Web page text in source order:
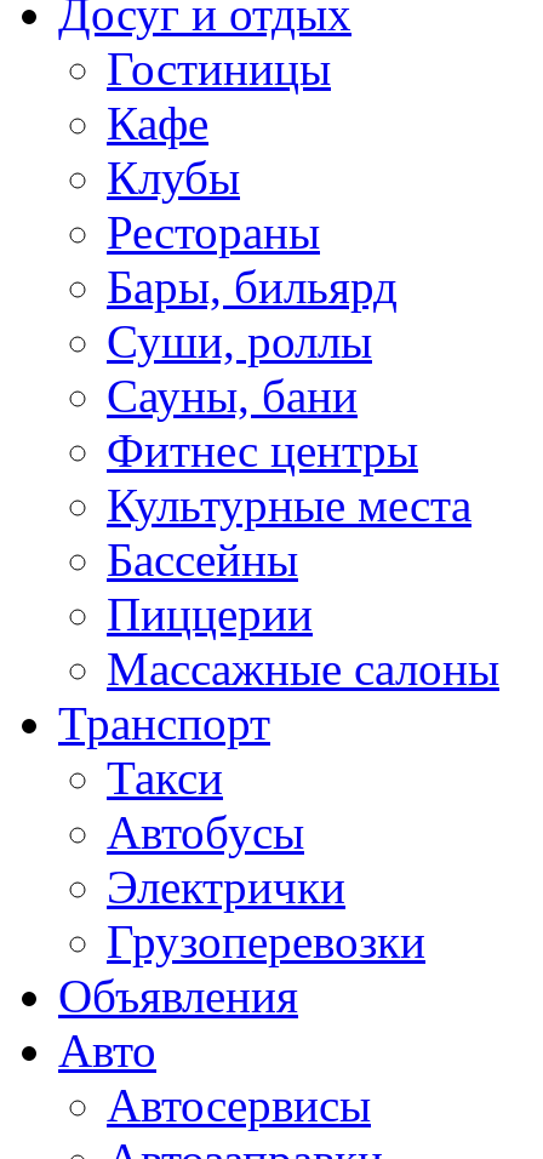
Досуг и отдых
Гостиницы
Кафе
Клубы
Рестораны
Бары, бильярд
Суши, роллы
Сауны, бани
Фитнес центры
Культурные места
Бассейны
Пиццерии
Массажные салоны
Транспорт
Такси
Автобусы
Электрички
Грузоперевозки
Объявления
Авто
Автосервисы